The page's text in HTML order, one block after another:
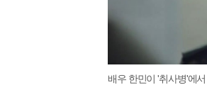
배우 한민이 '취사병'에